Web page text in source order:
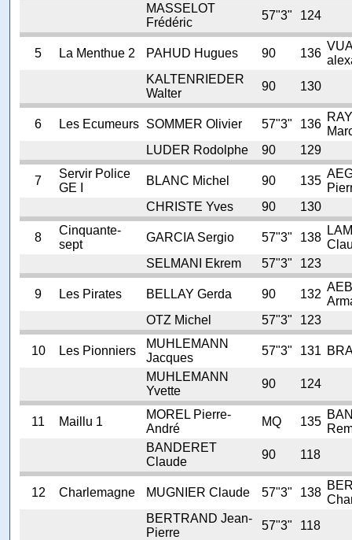
MASSELOT
Frédéric
57"3" 124
5 La Menthue 2 PAHUD Hugues 90 136
KALTENRIEDER
Walter
90 130
6 Les Ecumeurs SOMMER Olivier 57"3" 136
LUDER Rodolphe
90 129
7
Servir Police
GE I
BLANC Michel 90 135
CHRISTE Yves
90 130
8
Cinquante-
sept
GARCIA Sergio 57"3" 138
SELMANI Ekrem
57"3" 123
9 Les Pirates BELLAY Gerda 90 132
OTZ Michel
57"3" 123
10 Les Pionniers
MUHLEMANN
Jacques
57"3" 131
MUHLEMANN
Yvette
90 124
11 Maillu 1
MOREL Pierre-
André
MQ 135
BANDERET
Claude
90 118
12 Charlemagne MUGNIER Claude 57"3" 138
BERTRAND Jean-
Pierre
57"3" 118